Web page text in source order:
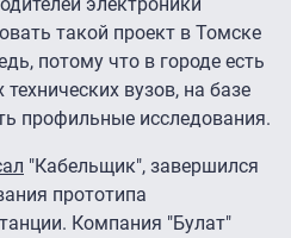
электроники
такой проект в Томске
потому что в городе есть
вузов, на базе
профильные исследования.
"Кабельщик", завершился
прототипа
Компания "Булат"